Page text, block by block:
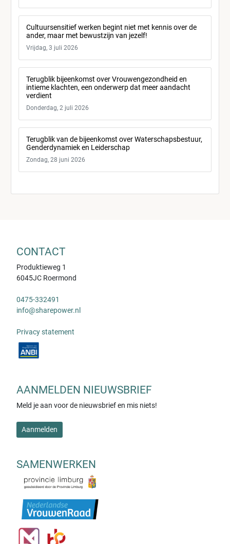
Cultuursensitief werken begint niet met kennis over de
ander, maar met bewustzijn van jezelf!
Vrijdag, 3 juli 2026
Terugblik bijeenkomst over Vrouwengezondheid en
intieme klachten, een onderwerp dat meer aandacht
verdient
Donderdag, 2 juli 2026
Terugblik van de bijeenkomst over Waterschapsbestuur,
Genderdynamiek en Leiderschap
Zondag, 28 juni 2026
CONTACT
Produktieweg 1
6045JC Roermond
0475-332491
info@sharepower.nl
Privacy statement
AANMELDEN NIEUWSBRIEF
Meld je aan voor de nieuwsbrief en mis niets!
Aanmelden
SAMENWERKEN